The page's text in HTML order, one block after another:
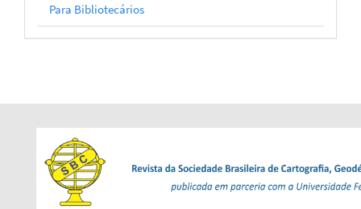
Para Bibliotecários